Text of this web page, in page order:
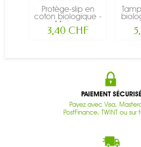
Protège-slip en
coton biologique -
Mini -...
3,40 CHF
PAIEMENT
Payez avec Visa,
PostFinance, TWINT ou sur